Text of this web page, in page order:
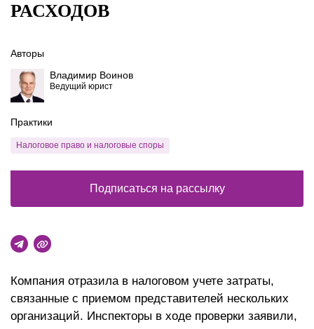
РАСХОДОВ
Компания отразила в налоговом учете затраты,
связанные с приемом представителей нескольких
организаций. Инспекторы в ходе проверки заявили,
Авторы
Владимир Воинов
Ведущий юрист
Практики
Налоговое право и налоговые споры
Подписаться на рассылку